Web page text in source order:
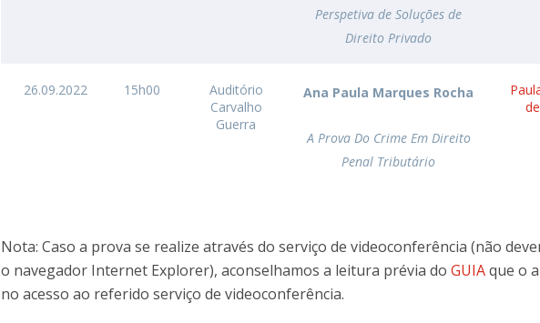
Perspetiva de Soluções de
Direito Privado
26.09.2022 15h00
Auditório
Carvalho
Guerra
Ana Paula Marques Rocha
A Prova Do Crime Em Direito
Penal Tributário
Nota: Caso a prova se realize através do serviço de videoconferência (não
o navegador Internet Explorer), aconselhamos a leitura prévia doGUIAque o
no acesso ao referido serviço de videoconferência.